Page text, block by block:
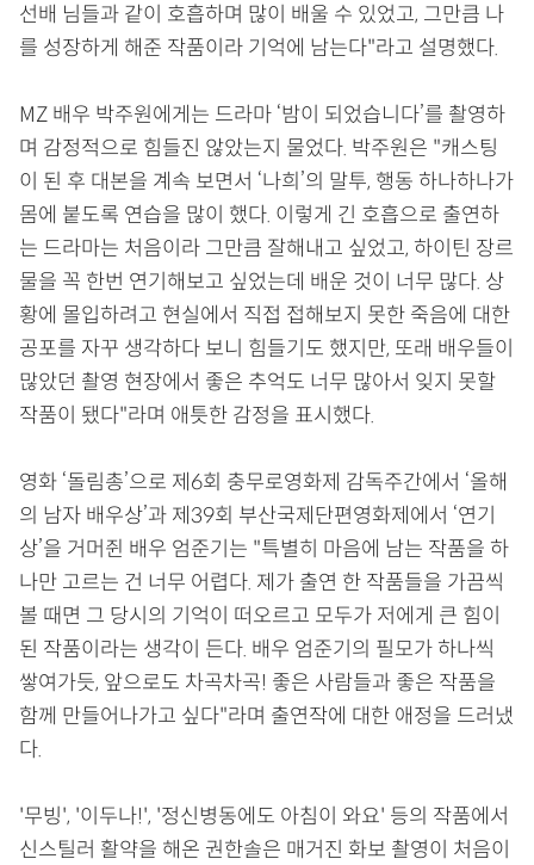
선배 님들과 같이 호흡하며 많이 배울 수 있었고, 그만큼 나
를 성장하게 해준 작품이라 기억에 남는다"라고 설명했다.
MZ 배우 박주원에게는 드라마 ‘밤이 되었습니다’를 촬영하
며 감정적으로 힘들진 않았는지 물었다. 박주원은 "캐스팅
이 된 후 대본을 계속 보면서 ‘나희’의 말투, 행동 하나하나가
몸에 붙도록 연습을 많이 했다. 이렇게 긴 호흡으로 출연하
는 드라마는 처음이라 그만큼 잘해내고 싶었고, 하이틴 장르
물을 꼭 한번 연기해보고 싶었는데 배운 것이 너무 많다. 상
황에 몰입하려고 현실에서 직접 접해보지 못한 죽음에 대한
공포를 자꾸 생각하다 보니 힘들기도 했지만, 또래 배우들이
많았던 촬영 현장에서 좋은 추억도 너무 많아서 잊지 못할
작품이 됐다"라며 애틋한 감정을 표시했다.
영화 ‘돌림총’으로 제6회 충무로영화제 감독주간에서 ‘올해
의 남자 배우상’과 제39회 부산국제단편영화제에서 ‘연기
상’을 거머쥔 배우 엄준기는 "특별히 마음에 남는 작품을 하
나만 고르는 건 너무 어렵다. 제가 출연 한 작품들을 가끔씩
볼 때면 그 당시의 기억이 떠오르고 모두가 저에게 큰 힘이
된 작품이라는 생각이 든다. 배우 엄준기의 필모가 하나씩
쌓여가듯, 앞으로도 차곡차곡! 좋은 사람들과 좋은 작품을
함께 만들어나가고 싶다"라며 출연작에 대한 애정을 드러냈
다.
'무빙', '이두나!', '정신병동에도 아침이 와요' 등의 작품에서
신스틸러 활약을 해온 권한솔은 매거진 화보 촬영이 처음이